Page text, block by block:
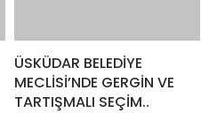
ÜSKÜDAR BELEDİYE
MECLİSİ’NDE GERGİN VE
TARTIŞMALI SEÇİM..